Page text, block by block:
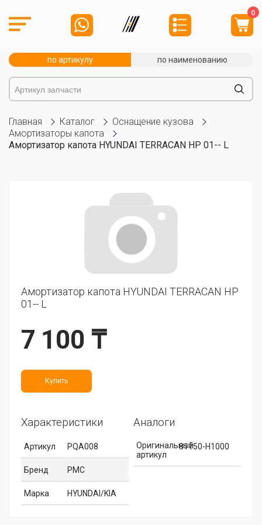
0
по артикулу по наименованию
Главная Каталог
Оснащение кузова
Амортизаторы капота
Амортизатор капота HYUNDAI TERRACAN HP 01-- L
Амортизатор капота HYUNDAI TERRACAN HP
01-- L
7 100 ₸
Купить
Характеристики
Артикул PQA008
Бренд PMC
Марка HYUNDAI/KIA
Аналоги
Оригинальный
артикул
81150-H1000